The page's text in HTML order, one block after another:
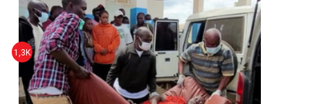
1,3K